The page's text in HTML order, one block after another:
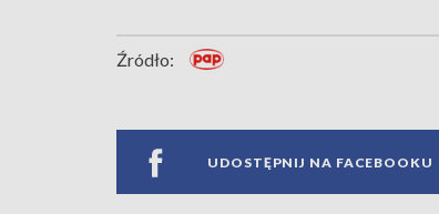
Źródło:
UDOSTĘPNIJ NA FACEBOOKU